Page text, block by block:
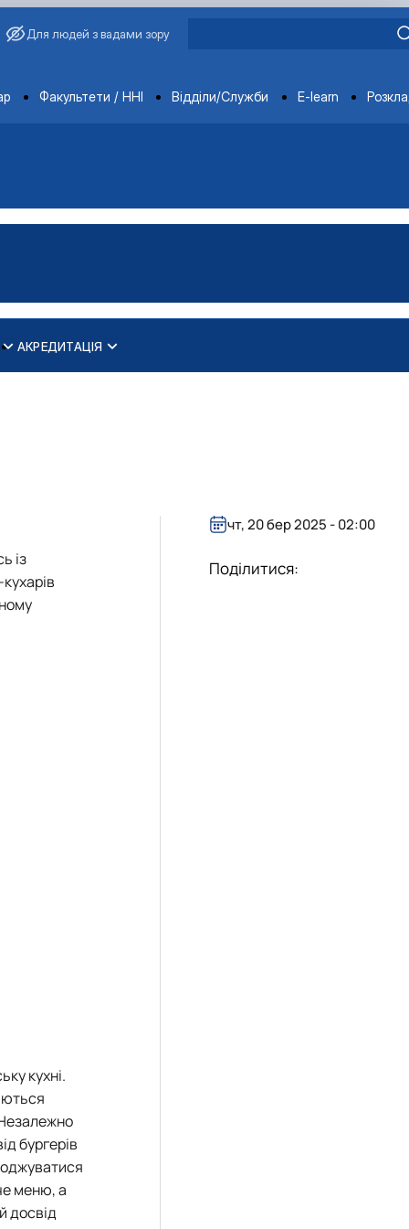
Для людей з вадами зору
Факультети / ННІ Відділи/Служби E-learn
АКРЕДИТАЦІЯ
із
кухні.
бургерів
меню, а
досвід
чт, 20 бер 2025 - 02:00
Поділитися: